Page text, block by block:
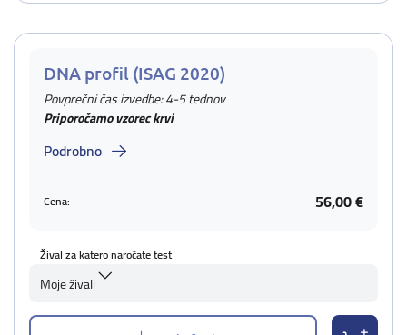
DNA profil (ISAG 2020)
Povprečni čas izvedbe: 4-5 tednov
Priporočamo vzorec krvi
Podrobno
Cena: 56,00 €
Žival za katero naročate test
Moje živali